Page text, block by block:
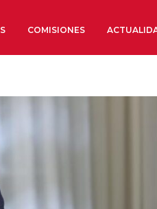
COMISIONES